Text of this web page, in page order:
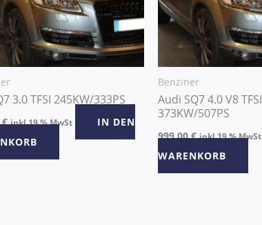
3.0 TFSI 245KW/333PS
€ inkl 19 % MwSt
IN DEN
Benziner
Audi SQ7 4.0 V8 TFSI
373KW/507PS
999,00€ inkl 19 % MwSt
WARENKORB